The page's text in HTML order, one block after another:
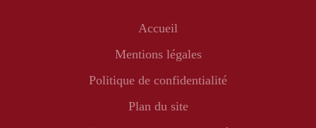
Accueil
Mentions légales
Politique de confidentialité
Plan du site